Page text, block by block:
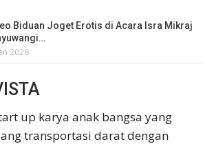
Biduan Joget Erotis di Acara Isra Mikraj
2026
up karya anak bangsa yang
transportasi darat dengan